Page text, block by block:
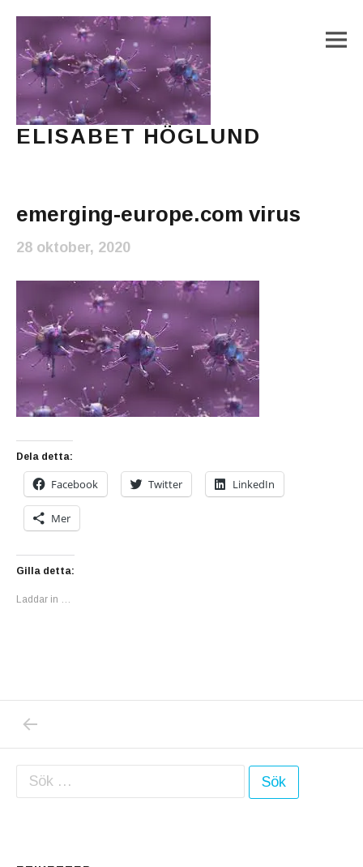
ELISABET HÖGLUND
emerging-europe.com virus
28 oktober, 2020
Dela detta:
Facebook Twitter LinkedIn
Mer
Gilla detta:
Laddar in …
Inläggsnavigering
Sök efter: